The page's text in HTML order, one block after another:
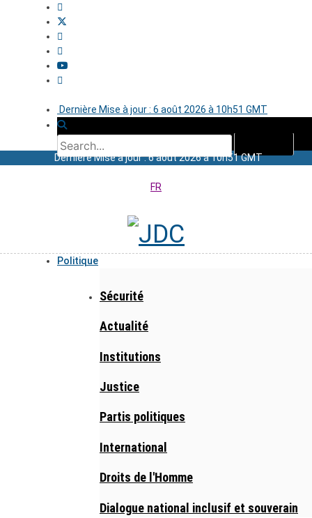
Dernière Mise à jour : 6 août 2026 à 10h51 GMT
Dernière Mise à jour : 6 août 2026 à 10h51 GMT
FR
Politique
Sécurité
Actualité
Institutions
Justice
Partis politiques
International
Droits de l'Homme
Dialogue national inclusif et souverain